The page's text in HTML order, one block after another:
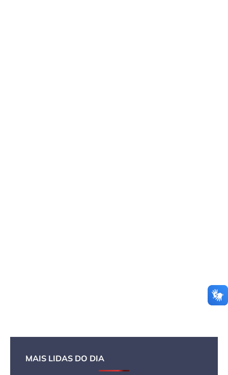
MAIS LIDAS DO DIA